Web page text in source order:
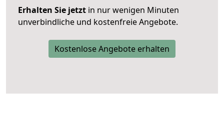
Erhalten Sie jetzt in nur wenigen Minuten
unverbindliche und kostenfreie Angebote.
Kostenlose Angebote erhalten